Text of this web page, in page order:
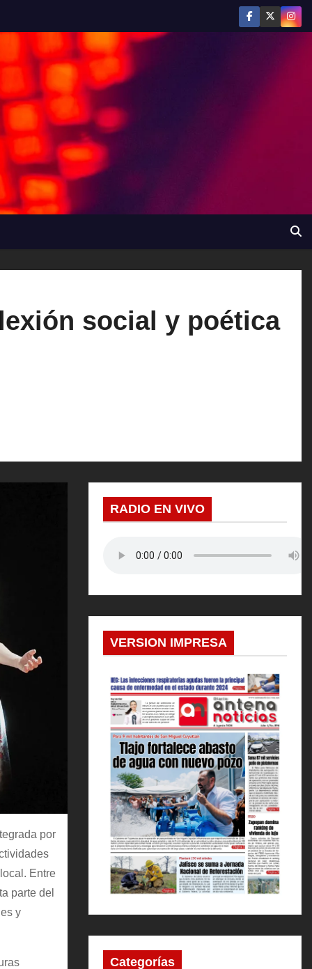
social y poética
por
Entre
parte del
y
RADIO EN VIVO
VERSION IMPRESA
Categorías